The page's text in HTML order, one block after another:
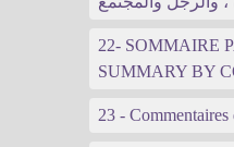
22- SOMMAIRE
SUMMARY BY
23 - Commentaires